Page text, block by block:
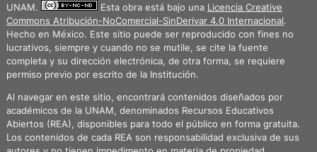
UNAM.
Esta obra está bajo una Licencia Creative
Commons Atribución-NoComercial-SinDerivar 4.0 Internacional.
Hecho en México. Este sitio puede ser reproducido con fines no
lucrativos, siempre y cuando no se mutile, se cite la fuente
completa y su dirección electrónica, de otra forma, se requiere
permiso previo por escrito de la Institución.
Al navegar en este sitio, encontrará contenidos diseñados por
académicos de la UNAM, denominados Recursos Educativos
Abiertos (REA), disponibles para todo el público en forma gratuita.
Los contenidos de cada REA son responsabilidad exclusiva de sus